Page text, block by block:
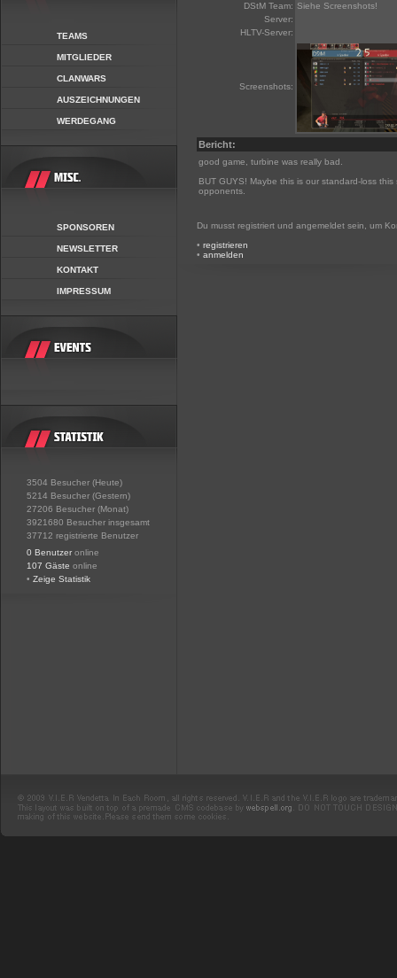
TEAMS
MITGLIEDER
CLANWARS
AUSZEICHNUNGEN
WERDEGANG
SPONSOREN
NEWSLETTER
KONTAKT
IMPRESSUM
3504 Besucher (Heute)
5214 Besucher (Gestern)
27206 Besucher (Monat)
3921680 Besucher insgesamt
37712 registrierte Benutzer
0 Benutzer online
107 Gäste online
• Zeige Statistik
DStM Team: Siehe Screenshots!
Server:
HLTV-Server:
Screenshots:
Bericht:
good game, turbine was really bad.
BUT GUYS! Maybe this is our standard-loss
opponents.
Du musst registriert und angemeldet sein, um
• registrieren
• anmelden